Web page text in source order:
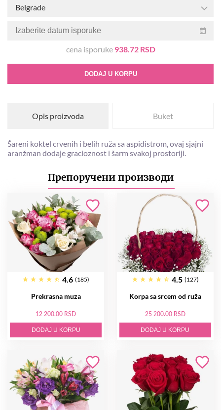
Belgrade
cena isporuke 938.72 RSD
DODAJ U KORPU
Opis proizvoda Buket
Šareni koktel crvenih i belih ruža sa aspidistrom, ovaj sjajni
aranžman dodaje gracioznost i šarm svakoj prostoriji.
Препоручени производи
4.6 (185)
Prekrasna muza
12 200.00 RSD
DODAJ U KORPU
4.5 (127)
Korpa sa srcem od ruža
25 200.00 RSD
DODAJ U KORPU